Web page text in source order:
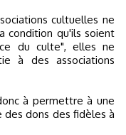
cultuelles ne
condition qu'ils soient
du culte", elles ne
à des associations
à permettre à une
des dons des fidèles à